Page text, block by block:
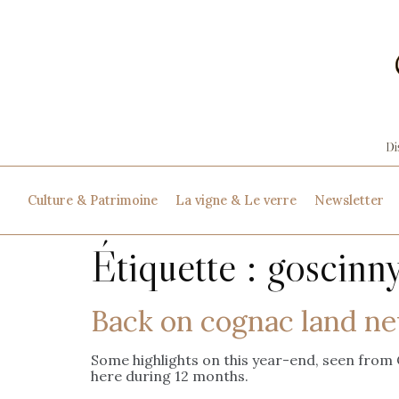
Culture & Patrimoine La vigne & Le verre Newsletter
Étiquette :
Back on cognac land
Some highlights on this year-end, seen
here during 12 months.